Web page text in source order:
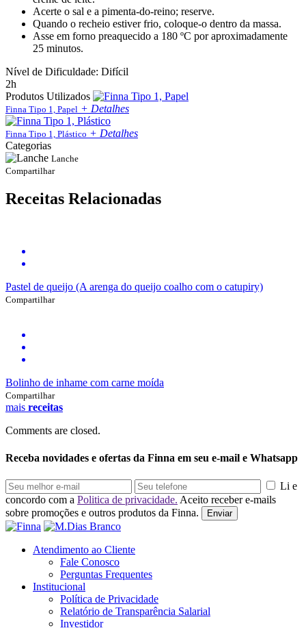
Acerte o sal e a pimenta-do-reino; reserve.
Quando o recheio estiver frio, coloque-o dentro da massa.
Asse em forno preaquecido a 180 ºC por aproximadamente
25 minutos.
Nível de Dificuldade: Difícil
2h
Produtos Utilizados
Finna Tipo 1, Papel + Detalhes
Finna Tipo 1, Plástico + Detalhes
Categorias
Lanche
Compartilhar
Receitas Relacionadas
Pastel de queijo (A arenga do queijo coalho com o catupiry)
Compartilhar
Bolinho de inhame com carne moída
Compartilhar
mais receitas
Comments are closed.
Receba novidades e ofertas da Finna em seu e-mail e Whatsapp
Li e
concordo com a Politica de privacidade. Aceito receber e-mails
sobre promoções e outros produtos da Finna.
Enviar
Atendimento ao Cliente
Fale Conosco
Perguntas Frequentes
Institucional
Política de Privacidade
Relatório de Transparência Salarial
Investidor